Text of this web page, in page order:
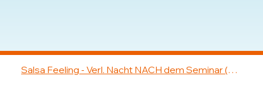
Salsa Feeling - Verl. Nacht NACH dem Seminar (Easy Suite)